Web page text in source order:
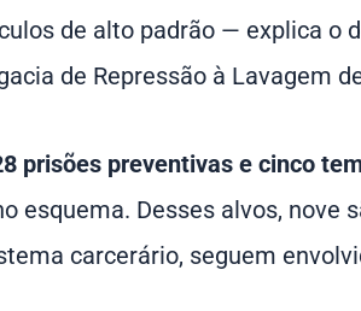
de alto padrão — explica o
de Repressão à Lavagem
prisões preventivas e cinco
esquema. Desses alvos, nove
carcerário, seguem